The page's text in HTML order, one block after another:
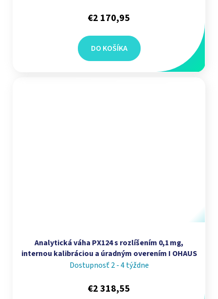
€2 170,95
DO KOŠÍKA
Analytická váha PX124 s rozlíšením 0,1 mg,
internou kalibráciou a úradným overením I OHAUS
Dostupnosť 2 - 4 týždne
€2 318,55